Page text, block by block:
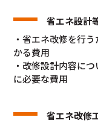
省エネ設計
・省エネ改修を行
かる費用
・改修設計内容に
に必要な費用
省エネ改修